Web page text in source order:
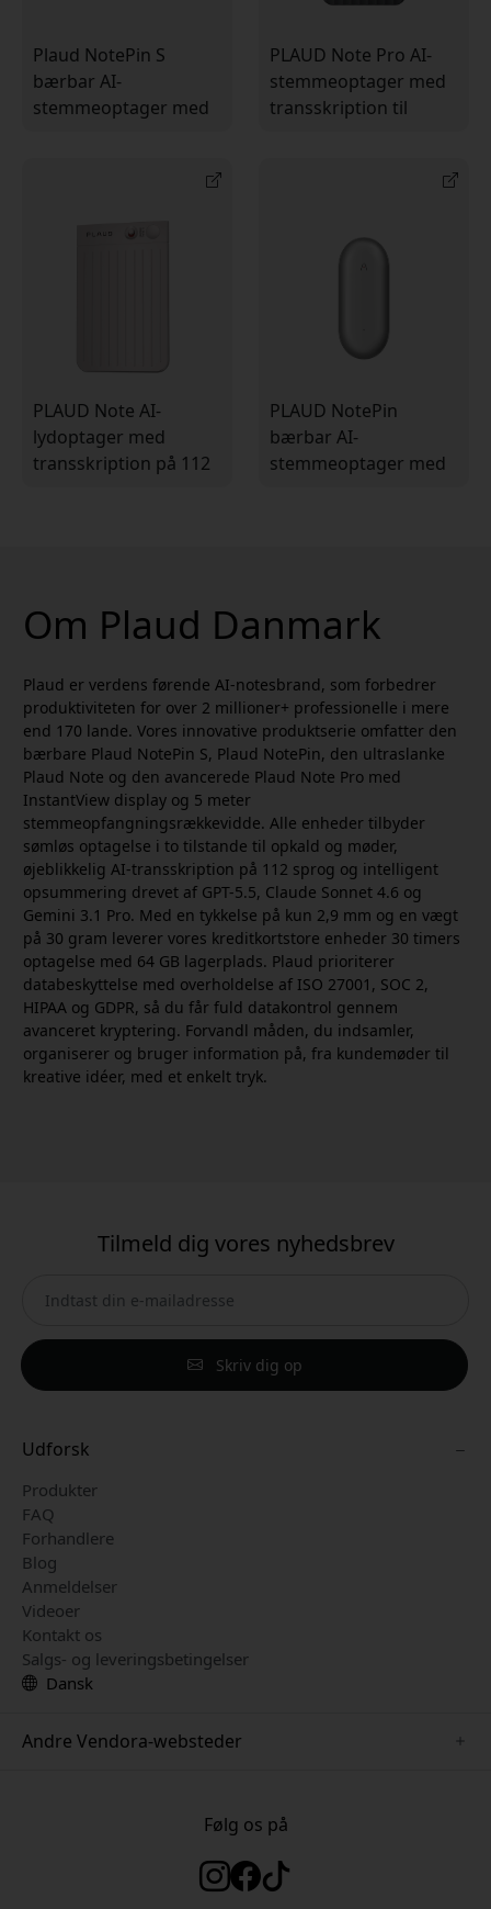
Plaud NotePin S
bærbar AI-
stemmeoptager med
PLAUD Note Pro AI-
stemmeoptager med
transskription til
PLAUD Note AI-
lydoptager med
transskription på 112
PLAUD NotePin
bærbar AI-
stemmeoptager med
Om Plaud Danmark
Plaud er verdens førende AI-notesbrand, som forbedrer
produktiviteten for over 2 millioner+ professionelle i mere
end 170 lande. Vores innovative produktserie omfatter den
bærbare Plaud NotePin S, Plaud NotePin, den ultraslanke
Plaud Note og den avancerede Plaud Note Pro med
InstantView display og 5 meter
stemmeopfangningsrækkevidde. Alle enheder tilbyder
sømløs optagelse i to tilstande til opkald og møder,
øjeblikkelig AI-transskription på 112 sprog og intelligent
opsummering drevet af GPT-5.5, Claude Sonnet 4.6 og
Gemini 3.1 Pro. Med en tykkelse på kun 2,9 mm og en vægt
på 30 gram leverer vores kreditkortstore enheder 30 timers
optagelse med 64 GB lagerplads. Plaud prioriterer
databeskyttelse med overholdelse af ISO 27001, SOC 2,
HIPAA og GDPR, så du får fuld datakontrol gennem
avanceret kryptering. Forvandl måden, du indsamler,
organiserer og bruger information på, fra kundemøder til
kreative idéer, med et enkelt tryk.
Tilmeld dig vores nyhedsbrev
Skriv dig op
Udforsk
Produkter
FAQ
Forhandlere
Blog
Anmeldelser
Videoer
Kontakt os
Salgs- og leveringsbetingelser
Dansk
Andre Vendora-websteder
Følg os på